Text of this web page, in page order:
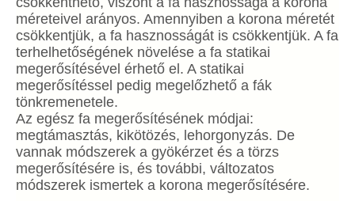
méreteivel arányos. Amennyiben a korona méretét
csökkentjük, a fa hasznosságát is csökkentjük. A fa
terhelhetőségének növelése a fa statikai
megerősítésével érhető el. A statikai
megerősítéssel pedig megelőzhető a fák
tönkremenetele.
Az egész fa megerősítésének módjai:
megtámasztás, kikötözés, lehorgonyzás. De
vannak módszerek a gyökérzet és a törzs
megerősítésére is, és további, változatos
módszerek ismertek a korona megerősítésére.